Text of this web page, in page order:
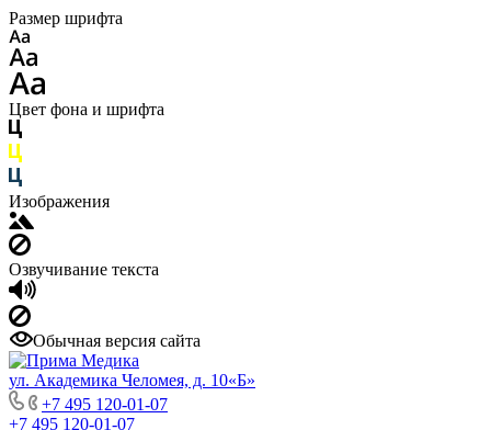
Размер шрифта
Цвет фона и шрифта
Изображения
Озвучивание текста
Обычная версия сайта
ул. Академика Челомея, д. 10«Б»
+7 495 120-01-07
+7 495 120-01-07